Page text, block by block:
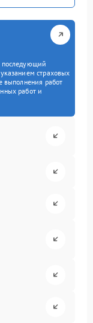
последующий
страховых
выполнения работ
работ и